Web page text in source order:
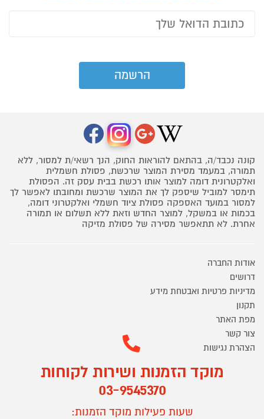
קונה נכבד/ה, בהתאם להוראות החוק, הנך רשאי/ת למסור, ללא
תמורה, במעמד מסירת המוצר שרכשת, פסולת חשמלית
ואלקטרונית דומה למוצר אותו רכשת בבית עסק זה. הפסולת
תימסר למוביל שיספק לך את המוצר שרכשת ומחובתו לאפשר לך
למסור במועד האספקה פסולת ציוד חשמלי ואלקטרוני דומה,
בכמות או במשקל, למוצר החדש וזאת ללא תשלום או תמורה
אחרת. לא תתאפשר מסירה של פסולת מזיקה
אודות החברה
דרושים
מדיניות פרטיות ואבטחת מידע
תקנון
מפת האתר
צור קשר
הצהרת נגישות
מוקד הזמנות ושירות לקוחות
03-9545370
שעות פעילות מוקד הזמנות: